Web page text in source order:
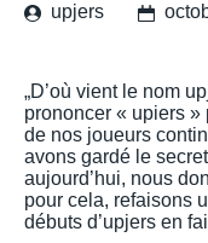
upjers
„D’où vient le nom
prononcer « upiers
de nos joueurs
avons gardé le
aujourd’hui, nous
pour cela, refaisons
débuts d’upjers en